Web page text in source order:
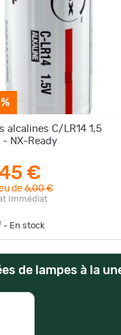
alcalines C/LR14 1,5
NX-Ready
€
de6,00 €
Immédiat
- En stock
de lampes à la